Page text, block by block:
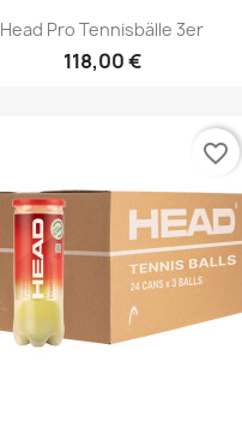
Head Pro Tennisbälle 3er
118,00 €
favorite_border